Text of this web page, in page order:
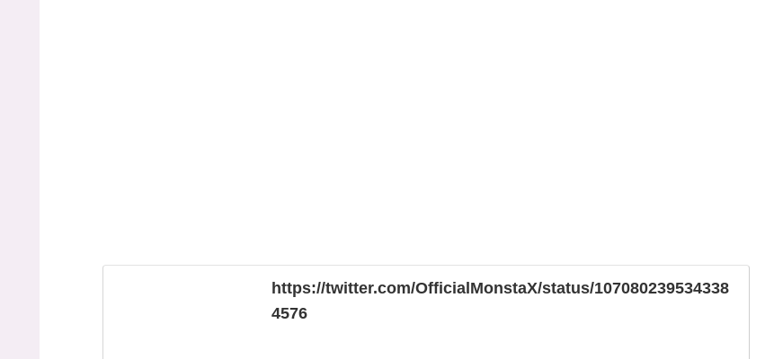
https://twitter.com/OfficialMonstaX/status/107080239534338
4576